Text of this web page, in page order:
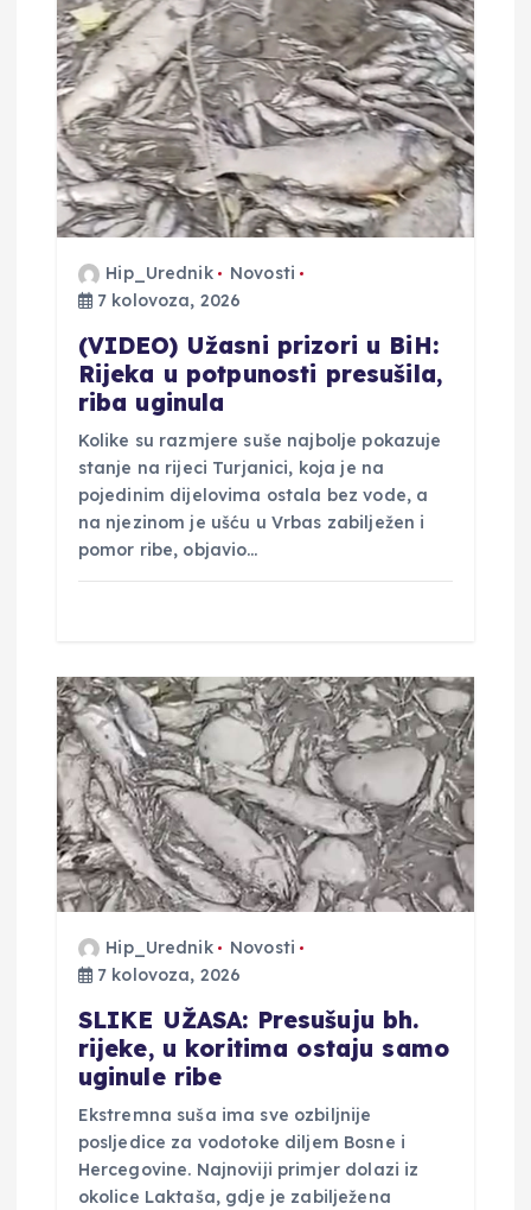
a
o
b
Hip_Urednik
Novosti
7 kolovoza, 2026
(VIDEO) Užasni prizori u BiH:
Rijeka u potpunosti presušila,
riba uginula
Kolike su razmjere suše najbolje pokazuje
stanje na rijeci Turjanici, koja je na
pojedinim dijelovima ostala bez vode, a
na njezinom je ušću u Vrbas zabilježen i
pomor ribe, objavio…
Hip_Urednik
Novosti
7 kolovoza, 2026
SLIKE UŽASA: Presušuju bh.
rijeke, u koritima ostaju samo
uginule ribe
Ekstremna suša ima sve ozbiljnije
posljedice za vodotoke diljem Bosne i
Hercegovine. Najnoviji primjer dolazi iz
okolice Laktaša, gdje je zabilježena